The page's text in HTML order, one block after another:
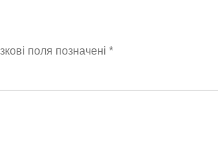
поля позначені *